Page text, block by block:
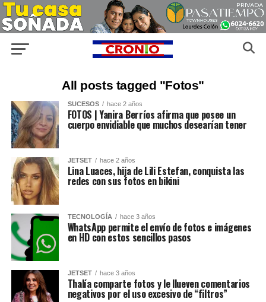
All posts tagged "Fotos"
SUCESOS hace 2 años
FOTOS | Yanira Berríos afirma que posee un
cuerpo envidiable que muchos desearían tener
JETSET hace 2 años
Lina Luaces, hija de Lili Estefan, conquista las
redes con sus fotos en bikini
TECNOLOGÍA hace 3 años
WhatsApp permite el envío de fotos e imágenes
en HD con estos sencillos pasos
JETSET hace 3 años
Thalía comparte fotos y le llueven comentarios
negativos por el uso excesivo de “filtros”